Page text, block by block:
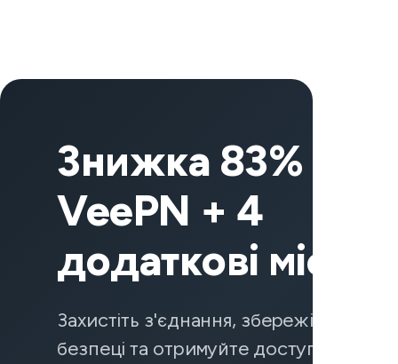
Знижка 83% на
VeePN + 4
додаткові місяці
Захистіть з'єднання, збережіть дані в
безпеці та отримуйте доступ до